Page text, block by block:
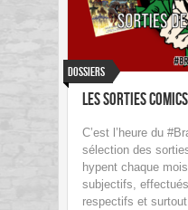
Dossiers
Les sorties
C’est l’heure du
sélection des
hypent chaque
subjectifs,
respectifs et